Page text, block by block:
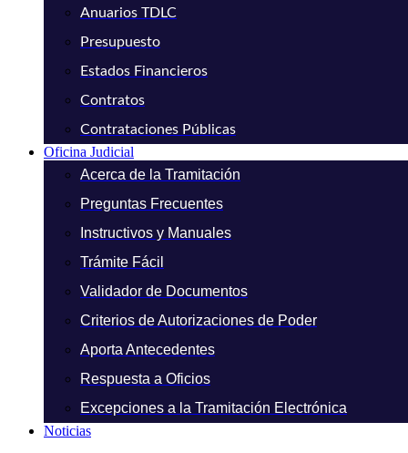
Anuarios TDLC
Presupuesto
Estados Financieros
Contratos
Contrataciones Públicas
Oficina Judicial
Acerca de la Tramitación
Preguntas Frecuentes
Instructivos y Manuales
Trámite Fácil
Validador de Documentos
Criterios de Autorizaciones de Poder
Aporta Antecedentes
Respuesta a Oficios
Excepciones a la Tramitación Electrónica
Noticias